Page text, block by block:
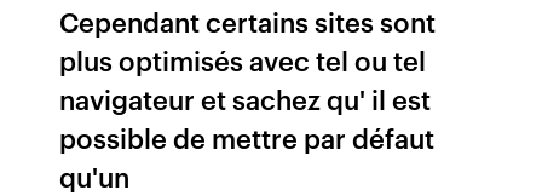
Cependant certains sites sont
plus optimisés avec tel ou tel
navigateur et sachez qu' il est
possible de mettre par défaut
qu'un